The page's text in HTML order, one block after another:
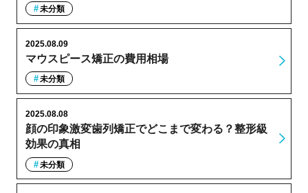
未分類
マウスピース矯正の費用相場
2025.08.09
未分類
顔の印象激変歯列矯正でどこまで変わる？整形級
効果の真相
2025.08.08
未分類